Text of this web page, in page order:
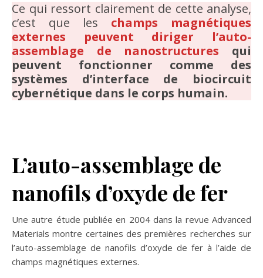
Ce qui ressort clairement de cette analyse,
c’est que les champs magnétiques
externes peuvent diriger l’auto-
assemblage de nanostructures qui
peuvent fonctionner comme des
systèmes d’interface de biocircuit
cybernétique dans le corps humain.
L’auto-assemblage de
nanofils d’oxyde de fer
Une autre étude publiée en 2004 dans la revue Advanced
Materials montre certaines des premières recherches sur
l’auto-assemblage de nanofils d’oxyde de fer à l’aide de
champs magnétiques externes.